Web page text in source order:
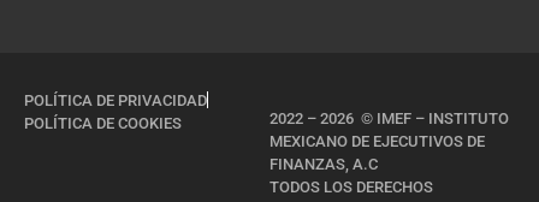
2022 – 2026 © IMEF – INSTITUTO
MEXICANO DE EJECUTIVOS DE
FINANZAS, A.C
TODOS LOS DERECHOS
POLÍTICA DE PRIVACIDAD
POLÍTICA DE COOKIES